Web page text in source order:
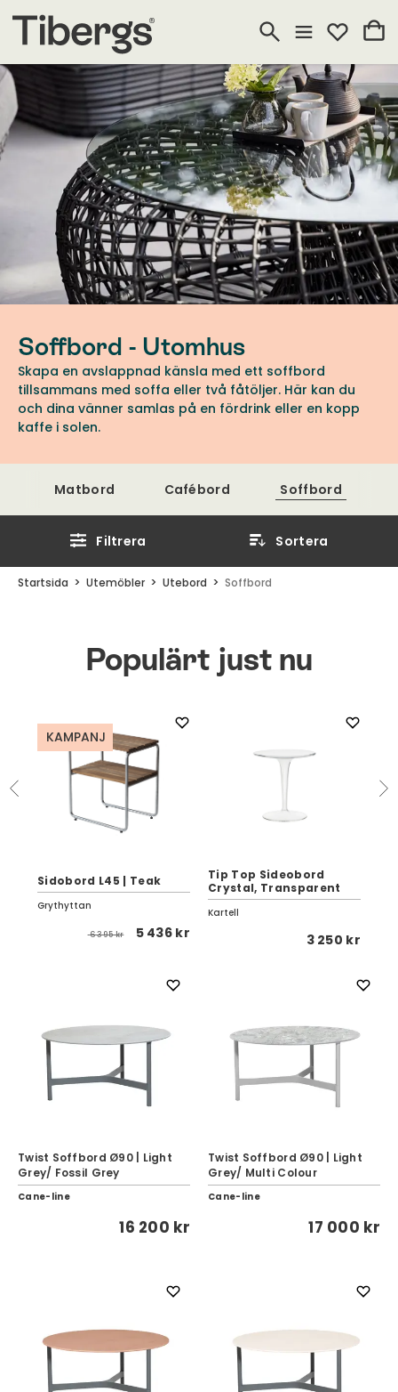
Soffbord - Utomhus
Skapa en avslappnad känsla med ett soffbord
tillsammans med soffa eller två fåtöljer. Här kan du
och dina vänner samlas på en fördrink eller en kopp
kaffe i solen.
Matbord Cafébord Soffbord
Filtrera Sortera
Startsida Utemöbler Utebord Soffbord
Populärt just nu
KAMPANJ
Sidobord L45 | Teak
Grythyttan
6 395 kr 5 436 kr
Tip Top Sideobord
Crystal, Transparent
Kartell
3 250 kr
Twist Soffbord Ø90 | Light
Grey/ Fossil Grey
Cane-line
16 200 kr
Twist Soffbord Ø90 | Light
Grey/ Multi Colour
Cane-line
17 000 kr